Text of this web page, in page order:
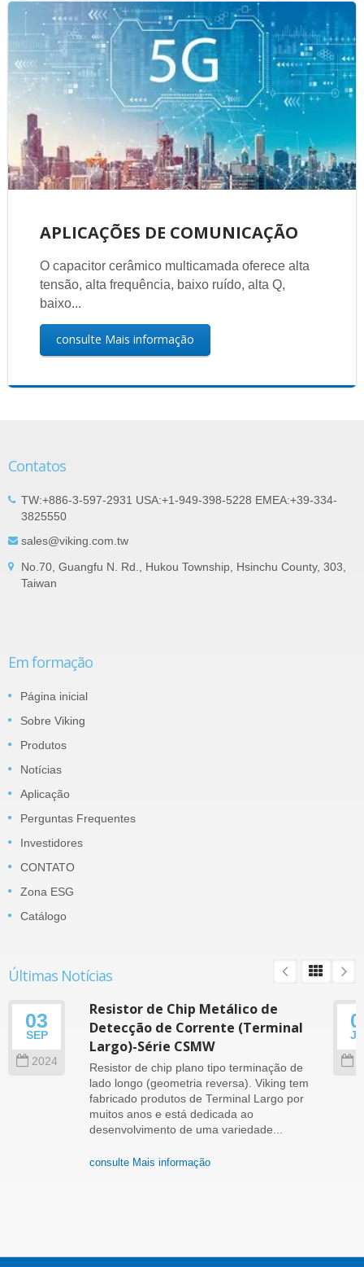
APLICAÇÕES DE COMUNICAÇÃO
O capacitor cerâmico multicamada oferece alta
tensão, alta frequência, baixo ruído, alta Q,
baixo...
consulte Mais informação
Contatos
TW:+886-3-597-2931 USA:+1-949-398-5228 EMEA:+39-334-
3825550
sales@viking.com.tw
No.70, Guangfu N. Rd., Hukou Township, Hsinchu County, 303,
Taiwan
Em formação
Página inicial
Sobre Viking
Produtos
Notícias
Aplicação
Perguntas Frequentes
Investidores
CONTATO
Zona ESG
Catálogo
Últimas Notícias
03
SEP
2024
Resistor de Chip Metálico de
Detecção de Corrente (Terminal
Largo)-Série CSMW
Resistor de chip plano tipo terminação de
lado longo (geometria reversa). Viking tem
fabricado produtos de Terminal Largo por
muitos anos e está dedicada ao
desenvolvimento de uma variedade...
consulte Mais informação